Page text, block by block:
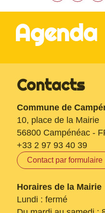
Agenda
Contacts
Commune de
10, place de la Mairie
56800 Campénéac -
+33 2 97 93 40 39
Contact par formulaire
Horaires de la Mairie
Lundi : fermé